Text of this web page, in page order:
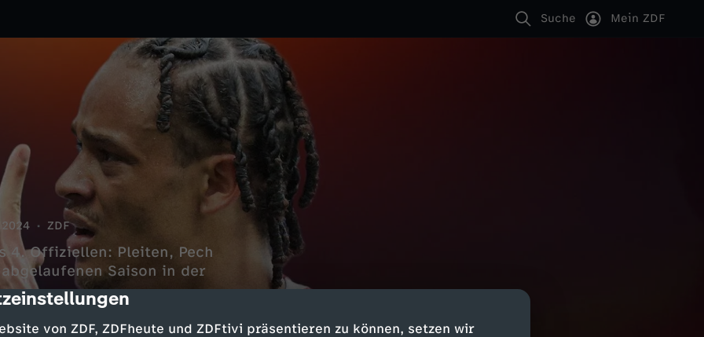
von ZDF, ZDFheute und ZDFtivi präsentieren zu können, setzen wir
Suche Mein ZDF
ZDF
4. Offiziellen: Pleiten, Pech
Saison in der